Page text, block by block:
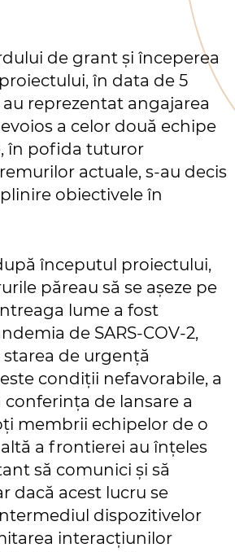
de grant și începerea
în data de 5
reprezentat angajarea
a celor două echipe
în pofida tuturor
actuale, s-au decis
obiectivele în
începutul proiectului,
păreau să se așeze pe
lume a fost
de SARS-COV-2,
de urgență
condiții nefavorabile, a
de lansare a
membrii echipelor de o
a frontierei au înțeles
să comunici și să
dacă acest lucru se
dispozitivelor
interacțiunilor